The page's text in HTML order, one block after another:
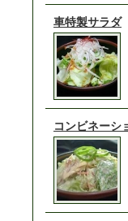
車特製サラダ
コンビネーシ